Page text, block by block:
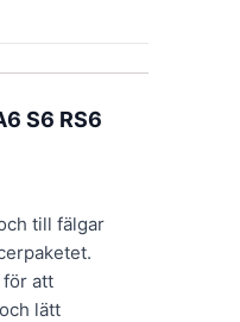
S6 RS6
till fälgar
för att
lätt